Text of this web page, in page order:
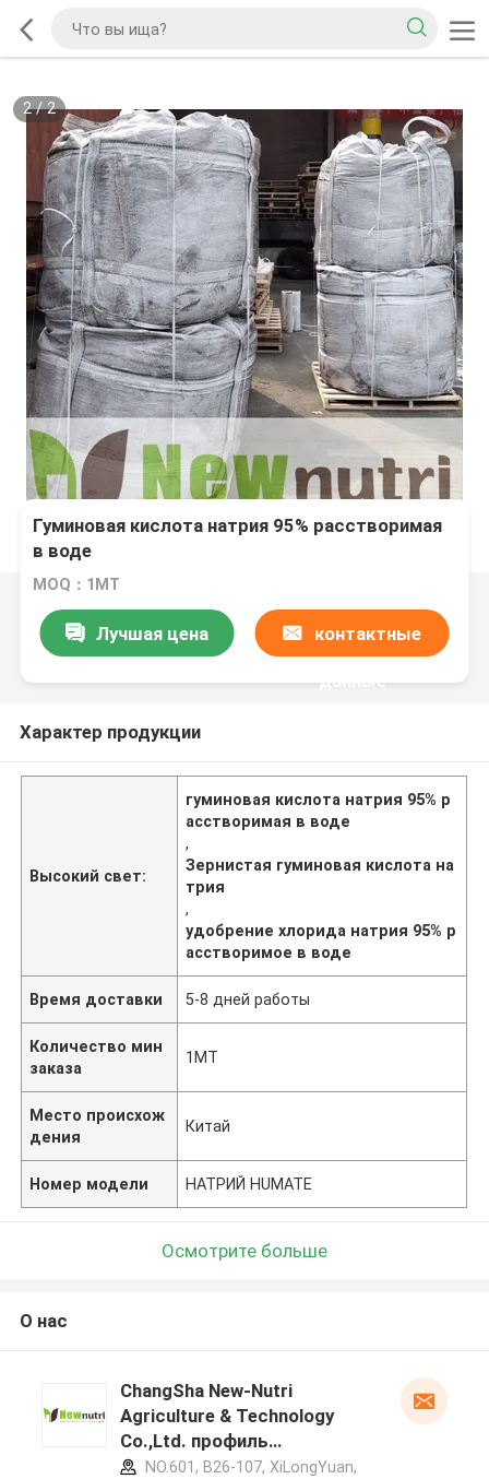
2/2
Гуминовая кислота натрия 95% расстворимая
в воде
MOQ：1МТ
Лучшая цена контактные
данные
Характер продукции
Высокий свет:
гуминовая кислота натрия 95% р
асстворимая в воде
,
Зернистая гуминовая кислота на
трия
,
удобрение хлорида натрия 95% р
асстворимое в воде
Время доставки 5-8 дней работы
Количество мин
заказа
1МТ
Место происхож
дения
Китай
Номер модели НАТРИЙ HUMATE
Осмотрите больше
О нас
ChangSha New-Nutri
Agriculture & Technology
Co.,Ltd. профиль
производителя
NO.601, B26-107, XiLongYuan,